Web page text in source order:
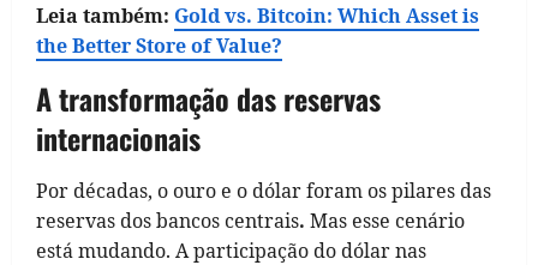
Leia também: Gold vs. Bitcoin: Which Asset is
the Better Store of Value?
A transformação das reservas
internacionais
Por décadas, o ouro e o dólar foram os pilares das
reservas dos bancos centrais. Mas esse cenário
está mudando. A participação do dólar nas